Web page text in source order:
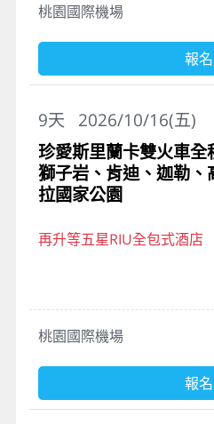
桃園國際機場
報名
2026/10/16(五)
9天
珍愛斯里蘭卡雙火車
獅子岩、肯迪、迦勒
拉國家公園
再升等五星RIU全包式酒店
桃園國際機場
報名